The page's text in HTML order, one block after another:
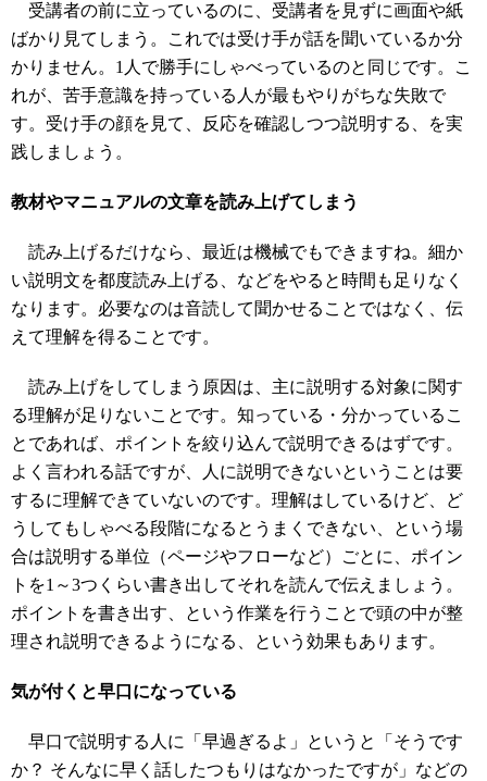
受講者の前に立っているのに、受講者を見ずに画面や紙
ばかり見てしまう。これでは受け手が話を聞いているか分
かりません。1人で勝手にしゃべっているのと同じです。こ
れが、苦手意識を持っている人が最もやりがちな失敗で
す。受け手の顔を見て、反応を確認しつつ説明する、を実
践しましょう。
教材やマニュアルの文章を読み上げてしまう
読み上げるだけなら、最近は機械でもできますね。細か
い説明文を都度読み上げる、などをやると時間も足りなく
なります。必要なのは音読して聞かせることではなく、伝
えて理解を得ることです。
読み上げをしてしまう原因は、主に説明する対象に関す
る理解が足りないことです。知っている・分かっているこ
とであれば、ポイントを絞り込んで説明できるはずです。
よく言われる話ですが、人に説明できないということは要
するに理解できていないのです。理解はしているけど、ど
うしてもしゃべる段階になるとうまくできない、という場
合は説明する単位（ページやフローなど）ごとに、ポイン
トを1～3つくらい書き出してそれを読んで伝えましょう。
ポイントを書き出す、という作業を行うことで頭の中が整
理され説明できるようになる、という効果もあります。
気が付くと早口になっている
早口で説明する人に「早過ぎるよ」というと「そうです
か？ そんなに早く話したつもりはなかったですが」などの